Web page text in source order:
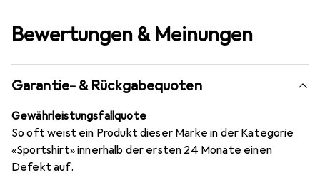
Bewertungen & Meinungen
Garantie- & Rückgabequoten
Gewährleistungsfallquote
So oft weist ein Produkt dieser Marke in der Kategorie
«Sportshirt» innerhalb der ersten 24 Monate einen
Defekt auf.